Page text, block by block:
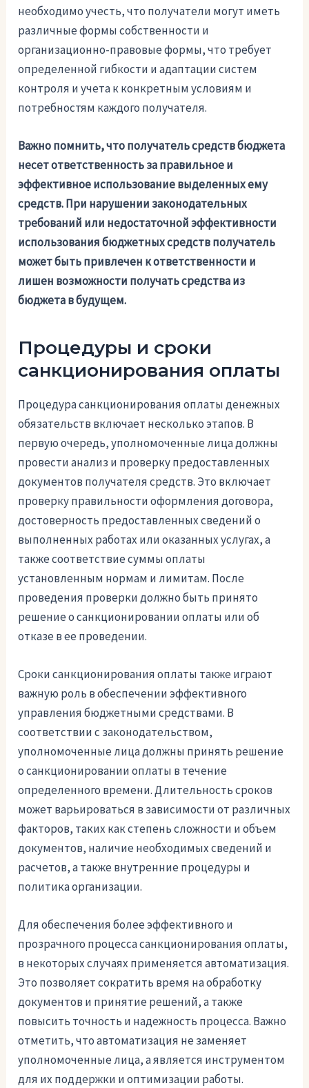
необходимо учесть, что получатели могут иметь
различные формы собственности и
организационно-правовые формы, что требует
определенной гибкости и адаптации систем
контроля и учета к конкретным условиям и
потребностям каждого получателя.
Важно помнить, что получатель средств бюджета
несет ответственность за правильное и
эффективное использование выделенных ему
средств. При нарушении законодательных
требований или недостаточной эффективности
использования бюджетных средств получатель
может быть привлечен к ответственности и
лишен возможности получать средства из
бюджета в будущем.
Процедуры и сроки
санкционирования оплаты
Процедура санкционирования оплаты денежных
обязательств включает несколько этапов. В
первую очередь, уполномоченные лица должны
провести анализ и проверку предоставленных
документов получателя средств. Это включает
проверку правильности оформления договора,
достоверность предоставленных сведений о
выполненных работах или оказанных услугах, а
также соответствие суммы оплаты
установленным нормам и лимитам. После
проведения проверки должно быть принято
решение о санкционировании оплаты или об
отказе в ее проведении.
Сроки санкционирования оплаты также играют
важную роль в обеспечении эффективного
управления бюджетными средствами. В
соответствии с законодательством,
уполномоченные лица должны принять решение
о санкционировании оплаты в течение
определенного времени. Длительность сроков
может варьироваться в зависимости от различных
факторов, таких как степень сложности и объем
документов, наличие необходимых сведений и
расчетов, а также внутренние процедуры и
политика организации.
Для обеспечения более эффективного и
прозрачного процесса санкционирования оплаты,
в некоторых случаях применяется автоматизация.
Это позволяет сократить время на обработку
документов и принятие решений, а также
повысить точность и надежность процесса. Важно
отметить, что автоматизация не заменяет
уполномоченные лица, а является инструментом
для их поддержки и оптимизации работы.